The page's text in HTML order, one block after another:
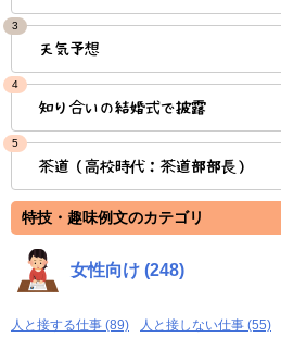
3
天気予想
4
知り合いの結婚式で披露
5
茶道（高校時代：茶道部部長）
特技・趣味例文のカテゴリ
女性向け (248)
人と接する仕事 (89) 人と接しない仕事 (55)